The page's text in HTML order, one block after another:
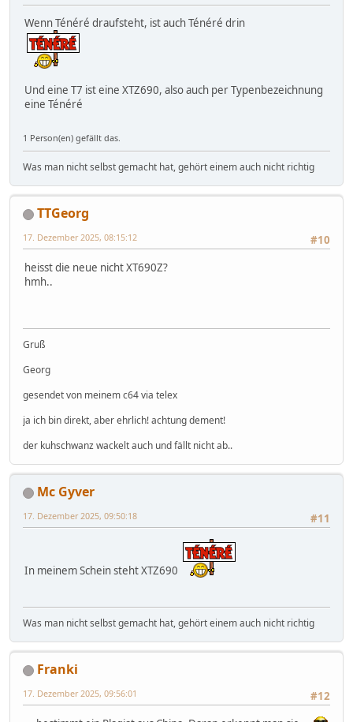
Wenn Ténéré draufsteht, ist auch Ténéré drin
Und eine T7 ist eine XTZ690, also auch per Typenbezeichnung
eine Ténéré
1 Person(en) gefällt das.
Was man nicht selbst gemacht hat, gehört einem auch nicht richtig
TTGeorg
#10
17. Dezember 2025, 08:15:12
heisst die neue nicht XT690Z?
hmh..
Gruß
Georg
gesendet von meinem c64 via telex
ja ich bin direkt, aber ehrlich! achtung dement!
der kuhschwanz wackelt auch und fällt nicht ab..
Mc Gyver
#11
17. Dezember 2025, 09:50:18
In meinem Schein steht XTZ690
Was man nicht selbst gemacht hat, gehört einem auch nicht richtig
Franki
#12
17. Dezember 2025, 09:56:01